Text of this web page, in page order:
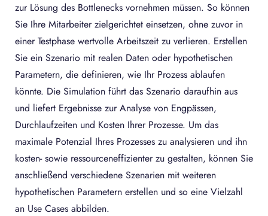
zur Lösung des Bottlenecks vornehmen müssen. So können
Sie Ihre Mitarbeiter zielgerichtet einsetzen, ohne zuvor in
einer Testphase wertvolle Arbeitszeit zu verlieren. Erstellen
Sie ein Szenario mit realen Daten oder hypothetischen
Parametern, die definieren, wie Ihr Prozess ablaufen
könnte. Die Simulation führt das Szenario daraufhin aus
und liefert Ergebnisse zur Analyse von Engpässen,
Durchlaufzeiten und Kosten Ihrer Prozesse. Um das
maximale Potenzial Ihres Prozesses zu analysieren und ihn
kosten- sowie ressourceneffizienter zu gestalten, können Sie
anschließend verschiedene Szenarien mit weiteren
hypothetischen Parametern erstellen und so eine Vielzahl
an Use Cases abbilden.